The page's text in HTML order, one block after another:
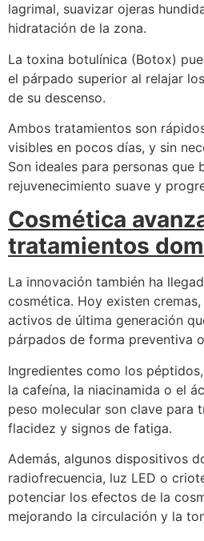
lagrimal, suavizar ojeras
hidratación de la zona.
La toxina botulínica (Botox)
el párpado superior al relajar
de su descenso.
Ambos tratamientos son
visibles en pocos días, y sin
Son ideales para personas que
rejuvenecimiento suave y
Cosmética
tratamientos
La innovación también ha
cosmética. Hoy existen
activos de última generación
párpados de forma preventiva
Ingredientes como los
la cafeína, la niacinamida o el
peso molecular son clave para
flacidez y signos de fatiga.
Además, algunos dispositivos
radiofrecuencia, luz LED o
potenciar los efectos de la
mejorando la circulación y la